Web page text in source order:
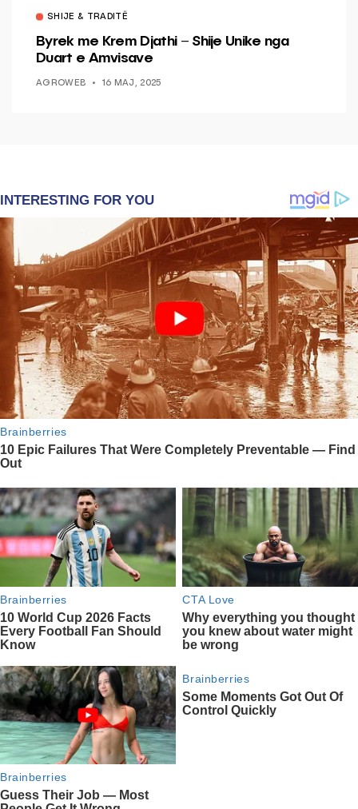
SHIJE & TRADITË
Byrek me Krem Djathi – Shije Unike nga
Duart e Amvisave
AGROWEB 16 MAJ, 2025